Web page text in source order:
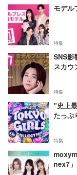
モデル
特集
SNS影
スカウ
特集
"史上
たっぷ
特集
nex7」